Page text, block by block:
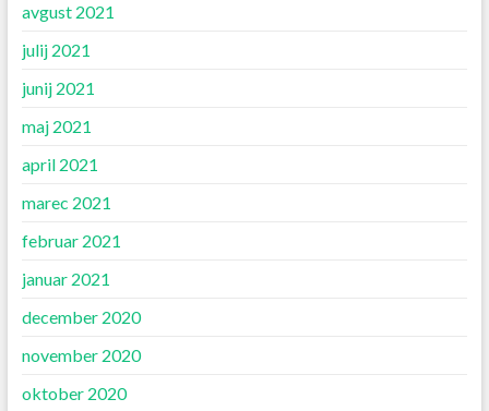
avgust 2021
julij 2021
junij 2021
maj 2021
april 2021
marec 2021
februar 2021
januar 2021
december 2020
november 2020
oktober 2020